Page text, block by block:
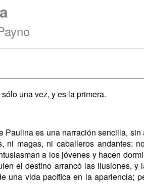
una vez, y es la primera.
Paulina es una narración sencilla,
ni magas, ni caballeros andantes:
a los jóvenes y hacen
el destino arrancó las ilusiones,
una vida pacífica en la apariencia;